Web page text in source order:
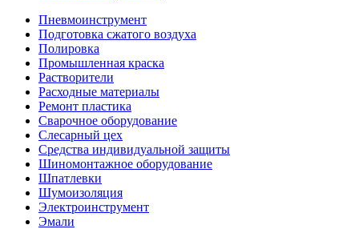
Пневмоинструмент
Подготовка сжатого воздуха
Полировка
Промышленная краска
Растворители
Расходные материалы
Ремонт пластика
Сварочное оборудование
Слесарный цех
Средства индивидуальной защиты
Шиномонтажное оборудование
Шпатлевки
Шумоизоляция
Электроинструмент
Эмали